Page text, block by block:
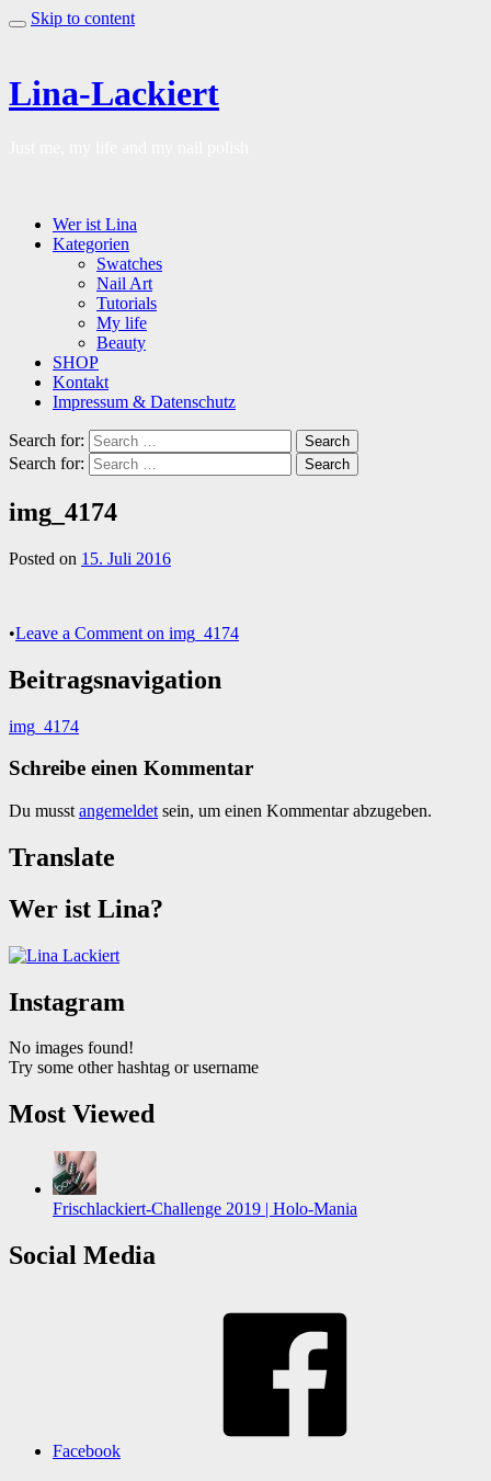
Skip to content
Lina-Lackiert
Wer ist Lina
Kategorien
Swatches
Nail Art
Tutorials
My life
Beauty
SHOP
Kontakt
Impressum & Datenschutz
Search for: Search
Search for: Search
img_4174
Posted on 15. Juli 2016
•Leave a Comment on img_4174
Beitragsnavigation
img_4174
Schreibe einen Kommentar
Du musst angemeldet sein, um einen Kommentar abzugeben.
Translate
Wer ist Lina?
Instagram
No images found!
Try some other hashtag or username
Most Viewed
Frischlackiert-Challenge 2019 | Holo-Mania
Social Media
Facebook